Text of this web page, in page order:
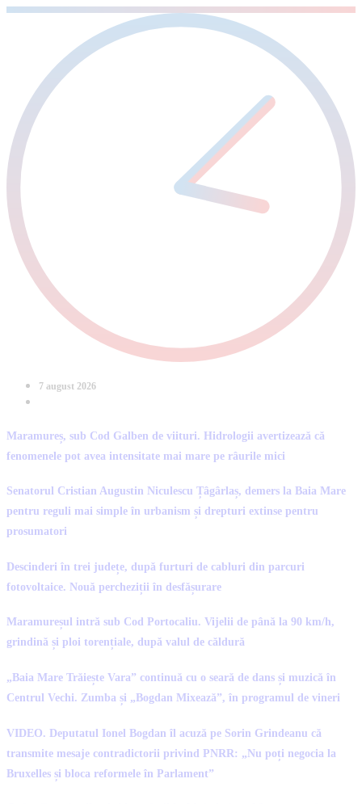
Sari
7 august 2026
Maramureș, sub Cod Galben de viituri. Hidrologii avertizează că
fenomenele pot avea intensitate mai mare pe râurile mici
Senatorul Cristian Augustin Niculescu Țâgârlaș, demers la Baia Mare
pentru reguli mai simple în urbanism și drepturi extinse pentru
prosumatori
Descinderi în trei județe, după furturi de cabluri din parcuri
fotovoltaice. Nouă percheziții în desfășurare
Maramureșul intră sub Cod Portocaliu. Vijelii de până la 90 km/h,
grindină și ploi torențiale, după valul de căldură
„Baia Mare Trăiește Vara” continuă cu o seară de dans și muzică în
Centrul Vechi. Zumba și „Bogdan Mixează”, în programul de vineri
VIDEO. Deputatul Ionel Bogdan îl acuză pe Sorin Grindeanu că
transmite mesaje contradictorii privind PNRR: „Nu poți negocia la
Bruxelles și bloca reformele în Parlament”